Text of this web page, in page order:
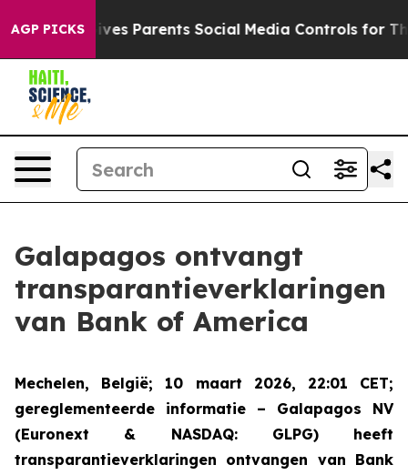
AGP PICKS
Gives Parents Social Media Controls for Their Kids.
Galapagos ontvangt
transparantieverklaringen
van Bank of America
Mechelen, België; 10 maart 2026, 22:01 CET;
gereglementeerde informatie – Galapagos NV
(Euronext & NASDAQ: GLPG) heeft
transparantieverklaringen ontvangen van Bank